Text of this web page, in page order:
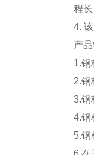
程
4.
产
1.钢
2.钢
3.钢
4.钢
5.钢